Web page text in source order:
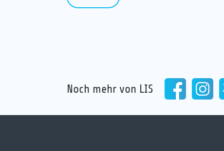
Noch mehr von LIS